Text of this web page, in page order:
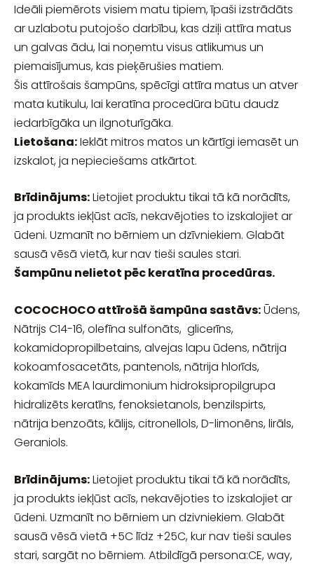
Ideāli piemērots visiem matu tipiem, īpaši izstrādāts
ar uzlabotu putojošo darbību, kas dziļi attīra matus
un galvas ādu, lai noņemtu visus atlikumus un
piemaisījumus, kas pieķērušies matiem.
Šis attīrošais šampūns, spēcīgi attīra matus un atver
mata kutikulu, lai keratīna procedūra būtu daudz
iedarbīgāka un ilgnoturīgāka.
Lietošana:Ieklāt mitros matos un kārtīgi iemasēt un
izskalot, ja nepieciešams atkārtot.
Brīdinājums:Lietojiet produktu tikai tā kā norādīts,
ja produkts iekļūst acīs, nekavējoties to izskalojiet ar
ūdeni. Uzmanīt no bērniem un dzīvniekiem. Glabāt
sausā vēsā vietā, kur nav tieši saules stari.
Šampūnu nelietot pēc keratīna procedūras.
COCOCHOCO attīrošā šampūna sastāvs:Ūdens,
Nātrijs C14-16, olefīna sulfonāts, glicerīns,
kokamidopropilbetains, alvejas lapu ūdens, nātrija
kokoamfosacetāts, pantenols, nātrija hlorīds,
kokamīds MEA laurdimonium hidroksipropilgrupa
hidralizēts keratīns, fenoksietanols, benzilspirts,
nātrija benzoāts, kālijs, citronellols, D-limonēns, lirāls,
Geraniols.
Brīdinājums:Lietojiet produktu tikai tā kā norādīts,
ja produkts iekļūst acīs, nekavējoties to izskalojiet ar
ūdeni. Uzmanīt no bērniem un dzivniekiem. Glabāt
sausā vēsā vietā +5C līdz +25C, kur nav tieši saules
stari, sargāt no bērniem. Atbildīgā persona:CE, way,